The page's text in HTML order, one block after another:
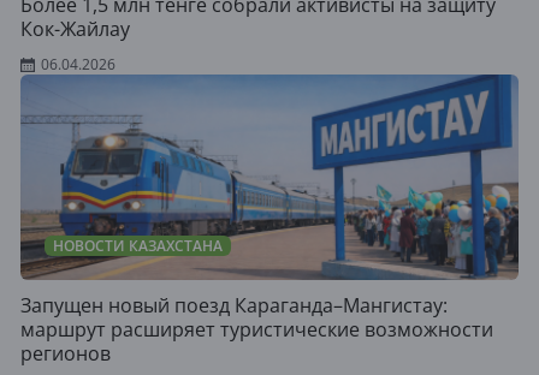
Кок-Жайлау
06.04.2026
НОВОСТИ КАЗАХСТАНА
Запущен новый поезд Караганда–Мангистау:
маршрут расширяет туристические возможности
регионов